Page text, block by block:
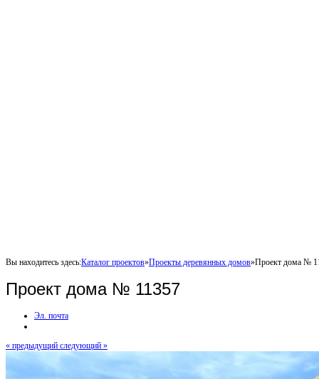
Вы находитесь здесь:Каталог проектов»Проекты деревянных домов»Проект дома №
Проект дома № 11357
Эл. почта
« предыдущий следующий »